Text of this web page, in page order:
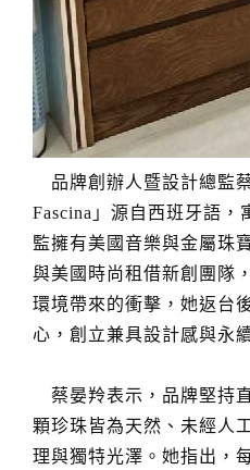
品牌創辦人暨設計總監
Fascina」源自西班牙語，
監擁有美國音樂與金屬珠
與美國時尚租借新創團隊
環境帶來的衝擊，她返台
心，創立兼具設計感與永
蔡晏羚表示，品牌堅持
顆珍珠皆為天然、未經人
理與獨特光澤。她指出，